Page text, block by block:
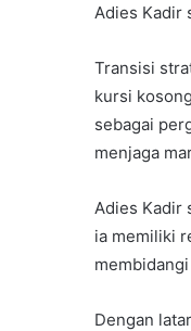
Adies Kadir
Transisi
kursi
sebagai
menjaga
Adies Kadir
ia memiliki
Dengan